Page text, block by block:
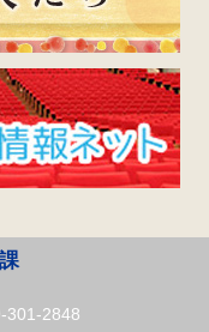
301-2848